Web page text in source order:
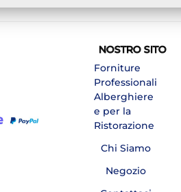
NOSTRO SITO
Forniture
Professionali
Alberghiere
e per la
Ristorazione
Chi Siamo
Negozio